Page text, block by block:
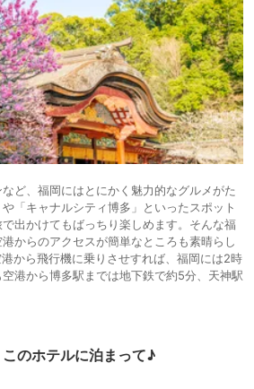
ど、福岡にはとにかく魅力的なグルメがた
「キャナルシティ博多」といったスポット
出かけてもばっちり楽しめます。そんな福
からのアクセスが簡単なところも素晴らし
から飛行機に乗りさせすれば、福岡には2時
港から博多駅までは地下鉄で約5分、天神駅
のホテルに泊まって♪